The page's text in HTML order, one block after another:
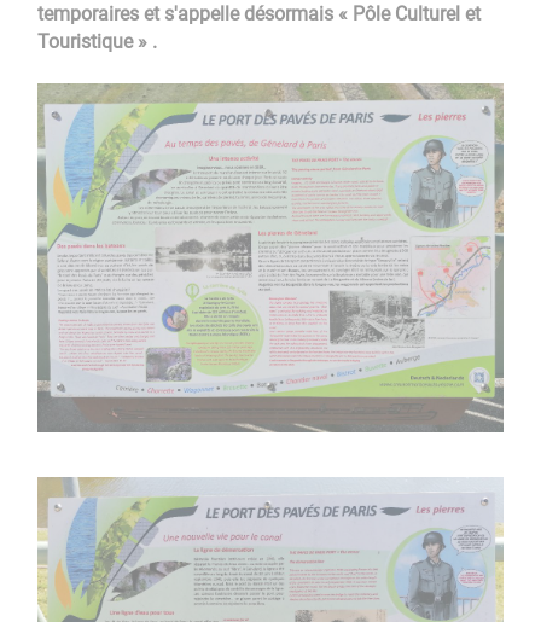
temporaires et s'appelle désormais « Pôle Culturel et
Touristique » .